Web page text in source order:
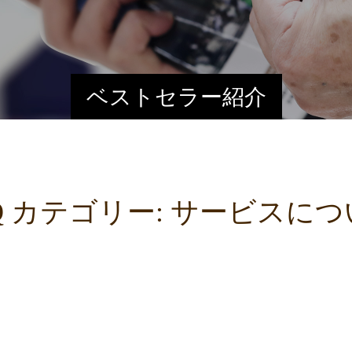
ベストセラー紹介
カテゴリー: サービスにつ